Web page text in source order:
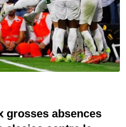
grosses absences